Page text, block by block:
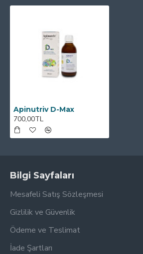
Apinutriv D-Max
700,00TL
Bilgi Sayfaları
Mesafeli Satış Sözleşmesi
Gizlilik ve Güvenlik
Ödeme ve Teslimat
İade Şartları